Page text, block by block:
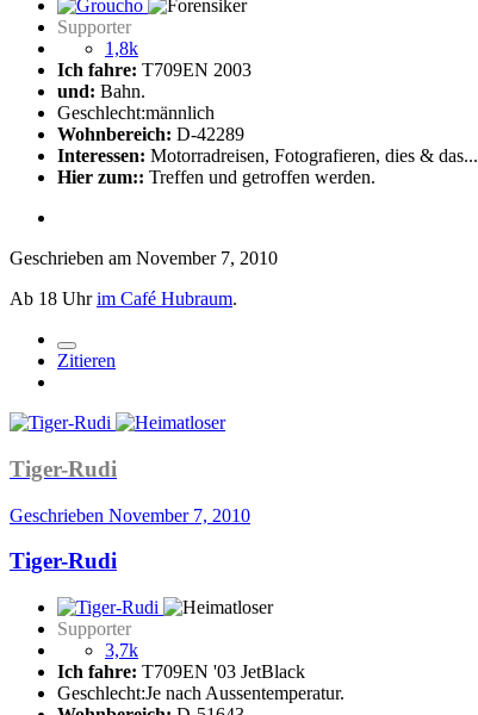
Supporter
1,8k
Ich fahre: T709EN 2003
und: Bahn.
Geschlecht:männlich
Wohnbereich: D-42289
Interessen: Motorradreisen, Fotografieren, dies & das...
Hier zum:: Treffen und getroffen werden.
Geschrieben am November 7, 2010
Ab 18 Uhrim Café Hubraum.
Zitieren
Tiger-Rudi
Geschrieben November 7, 2010
Tiger-Rudi
Supporter
3,7k
Ich fahre: T709EN '03 JetBlack
Geschlecht:Je nach Aussentemperatur.